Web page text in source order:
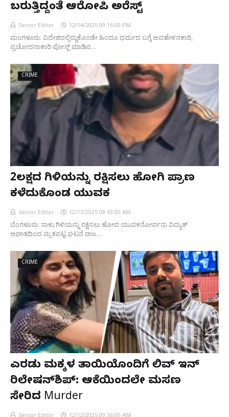
ಬರುತ್ತಿದ್ದಂತೆ ಆರೋಪಿ ಅರೆಸ್ಟ್
Senior Editor 12/14/2025 09:16:00 PM
ಮಂಗಳೂರು: ವಿದೇಶದಲ್ಲಿದ್ದುಕೊಂಡೇ ಹಿಂದೂ ಧರ್ಮದ ಬಗ್ಗೆ ಅವಹೇಳನಕಾರಿ,
ಪ್ರಚೋದನಾಕಾರಿ ಪೋಸ್ಟ್ ಮಾಡಿರ…
CRIME
2ಲಕ್ಷದ ಗಿಳಿಯನ್ನು ರಕ್ಷಿಸಲು ಹೋಗಿ ಪ್ರಾಣ
ಕಳೆದುಕೊಂಡ ಯುವಕ
Senior Editor 12/13/2025 08:43:00 AM
ಬೆಂಗಳೂರು: ಸಾಕು ಗಿಳಿಯನ್ನು ರಕ್ಷಿಸಲು ಹೋದ ಯುವಕನೋರ್ವನು ವಿದ್ಯುತ್
ಆಘಾತದಿಂದ ಮೃತಪಟ್ಟ ಘಟನೆ ರಾಜ…
CRIME
ಎರಡು ಮಕ್ಕಳ ತಾಯಿಯೊಂದಿಗೆ ಲಿವ್ ಇನ್
ರಿಲೇಷನ್‌ಶಿಪ್: ಆಕೆಯಿಂದಲೇ ಮಸಣ
ಸೇರಿದ Murder
Senior Editor 12/12/2025 09:56:00 AM